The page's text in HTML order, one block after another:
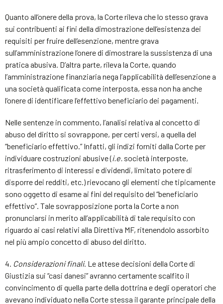
Quanto all’onere della prova, la Corte rileva che lo stesso grava
sui contribuenti ai fini della dimostrazione dell’esistenza dei
requisiti per fruire dell’esenzione, mentre grava
sull’amministrazione l’onere di dimostrare la sussistenza di una
pratica abusiva. D’altra parte, rileva la Corte, quando
l’amministrazione finanziaria nega l’applicabilità dell’esenzione a
una società qualificata come interposta, essa non ha anche
l’onere di identificare l’effettivo beneficiario dei pagamenti.
Nelle sentenze in commento, l’analisi relativa al concetto di
abuso del diritto si sovrappone, per certi versi, a quella del
“beneficiario effettivo.” Infatti, gli indizi forniti dalla Corte per
individuare costruzioni abusive (i.e. società interposte,
ritrasferimento di interessi e dividendi, limitato potere di
disporre dei redditi, etc.) rievocano gli elementi che tipicamente
sono oggetto di esame ai fini del requisito del “beneficiario
effettivo”. Tale sovrapposizione porta la Corte a non
pronunciarsi in merito all’applicabilità di tale requisito con
riguardo ai casi relativi alla Direttiva MF, ritenendolo assorbito
nel più ampio concetto di abuso del diritto.
4. Considerazioni finali. Le attese decisioni della Corte di
Giustizia sui “casi danesi” avranno certamente scalfito il
convincimento di quella parte della dottrina e degli operatori che
avevano individuato nella Corte stessa il garante principale della